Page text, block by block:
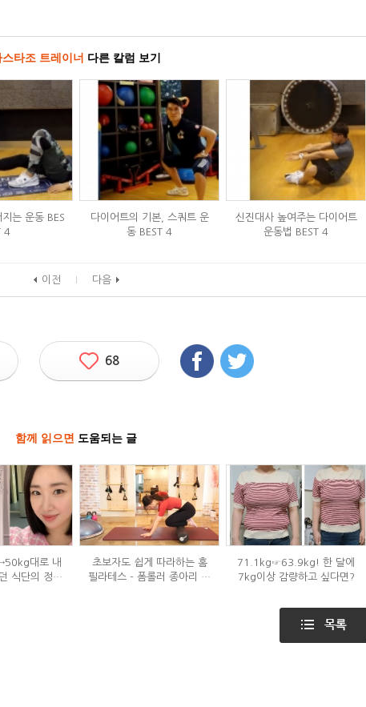
스타조 트레이너 다른 칼럼 보기
는 운동 BES
4
다이어트의 기본, 스쿼트 운
동 BEST 4
신진대사 높여주는 다이어트
운동법 BEST 4
이전 다음
68
함께 읽으면 도움되는 글
대로 내
식단의 정체
초보자도 쉽게 따라하는 홈
필라테스 - 폼롤러 종아리 알
71.1kg☞63.9kg! 한 달에
7kg이상 감량하고 싶다면?